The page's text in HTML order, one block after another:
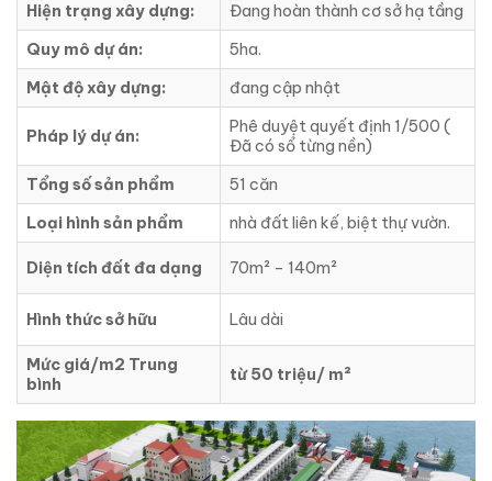
Hiện trạng xây dựng:
Đang hoàn thành cơ sở hạ tầng
Quy mô dự án:
5ha.
Mật độ xây dựng:
đang cập nhật
Pháp lý dự án:
Phê duyệt quyết định 1/500 (
Đã có sổ từng nền)
Tổng số sản phẩm
51 căn
Loại hình sản phẩm
nhà đất liên kế, biệt thự vườn.
Diện tích đất đa dạng 70m² – 140m²
Hình thức sở hữu Lâu dài
Mức giá/m2 Trung
bình
từ 50 triệu/ m²